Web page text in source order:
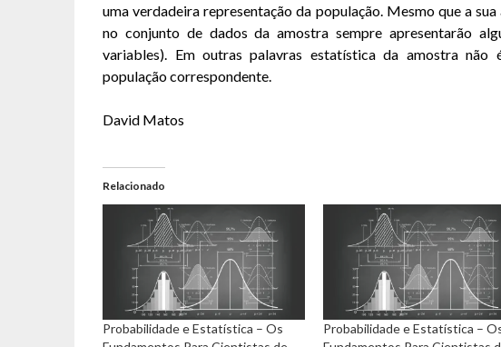
uma verdadeira representação da população. Mesmo que a
no conjunto de dados da amostra sempre apresentarão
variables). Em outras palavras estatística da amostra
população correspondente.
David Matos
Relacionado
Probabilidade e Estatística – Os
Probabilidade e Estatística –